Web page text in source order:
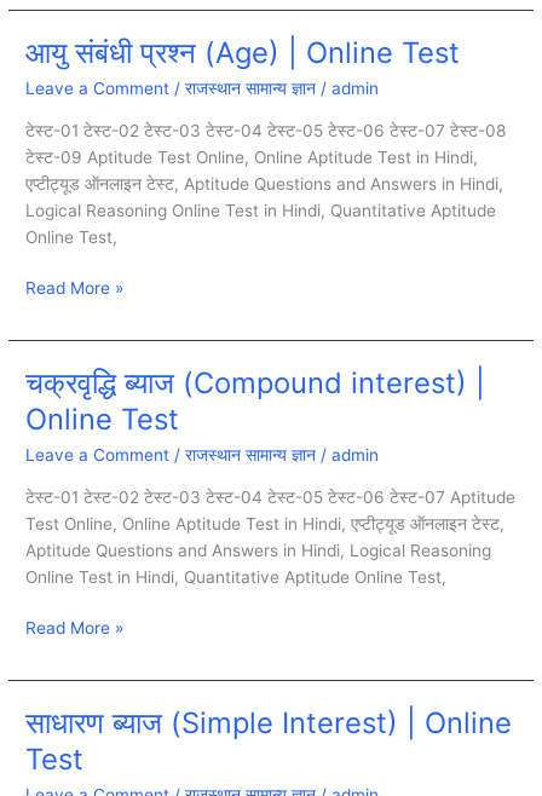
आयु संबंधी प्रश्न (Age) | Online Test
Leave a Comment /राजस्थान सामान्य ज्ञान /admin
टेस्ट-01 टेस्ट-02 टेस्ट-03 टेस्ट-04 टेस्ट-05 टेस्ट-06 टेस्ट-07 टेस्ट-08
टेस्ट-09 Aptitude Test Online, Online Aptitude Test in Hindi,
एप्टीट्यूड ऑनलाइन टेस्ट, Aptitude Questions and Answers in Hindi,
Logical Reasoning Online Test in Hindi, Quantitative Aptitude
Online Test,
आयु
संबंधी
प्रश्न
(Age)
|
Online
Test
Read More »
चक्रवृद्धि ब्याज (Compound interest) |
Online Test
Leave a Comment /राजस्थान सामान्य ज्ञान /admin
टेस्ट-01 टेस्ट-02 टेस्ट-03 टेस्ट-04 टेस्ट-05 टेस्ट-06 टेस्ट-07 Aptitude
Test Online, Online Aptitude Test in Hindi, एप्टीट्यूड ऑनलाइन टेस्ट,
Aptitude Questions and Answers in Hindi, Logical Reasoning
Online Test in Hindi, Quantitative Aptitude Online Test,
चक्रवृद्धि
ब्याज
(Compound
interest)
|
Read More »
साधारण ब्याज (Simple Interest) | Online
Test
साधारण
ब्याज
(Simple